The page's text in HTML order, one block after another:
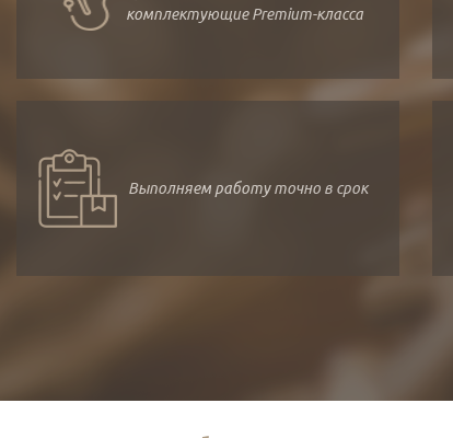
комплектующие Premium-класса
Выполняем работу точно в срок